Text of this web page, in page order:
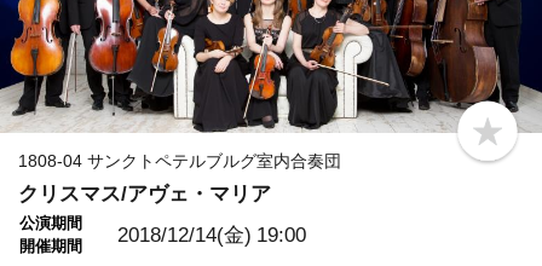
b
o
1808-04 サンクトペテルブルグ室内合奏団
クリスマス/アヴェ・マリア
公演期間
開催期間
2018/12/14(金) 19:00